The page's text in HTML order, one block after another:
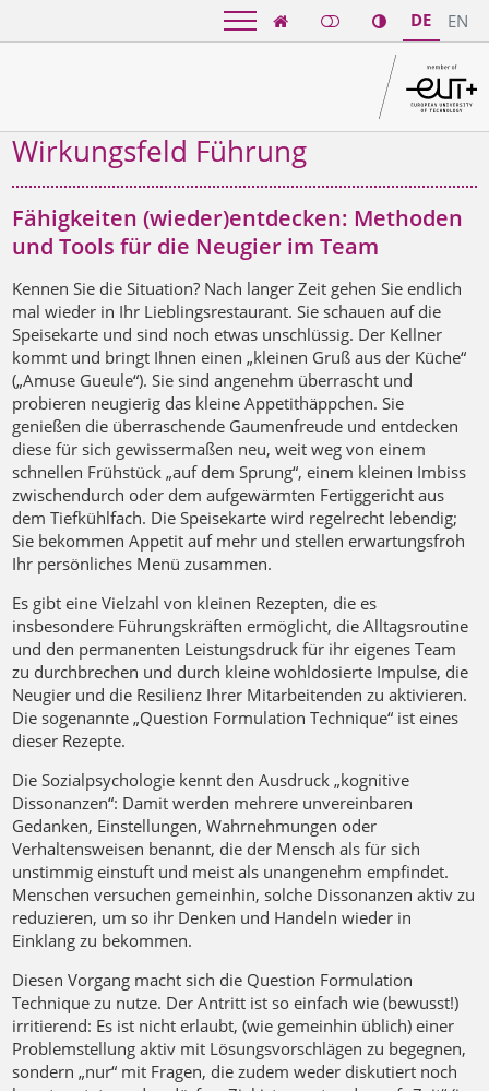
 DE EN
Wirkungsfeld Führung
Fähigkeiten (wieder)entdecken: Methoden
und Tools für die Neugier im Team
Kennen Sie die Situation? Nach langer Zeit gehen Sie endlich
mal wieder in Ihr Lieblingsrestaurant. Sie schauen auf die
Speisekarte und sind noch etwas unschlüssig. Der Kellner
kommt und bringt Ihnen einen „kleinen Gruß aus der Küche“
(„Amuse Gueule“). Sie sind angenehm überrascht und
probieren neugierig das kleine Appetithäppchen. Sie
genießen die überraschende Gaumenfreude und entdecken
diese für sich gewissermaßen neu, weit weg von einem
schnellen Frühstück „auf dem Sprung“, einem kleinen Imbiss
zwischendurch oder dem aufgewärmten Fertiggericht aus
dem Tiefkühlfach. Die Speisekarte wird regelrecht lebendig;
Sie bekommen Appetit auf mehr und stellen erwartungsfroh
Ihr persönliches Menü zusammen.
Es gibt eine Vielzahl von kleinen Rezepten, die es
insbesondere Führungskräften ermöglicht, die Alltagsroutine
und den permanenten Leistungsdruck für ihr eigenes Team
zu durchbrechen und durch kleine wohldosierte Impulse, die
Neugier und die Resilienz Ihrer Mitarbeitenden zu aktivieren.
Die sogenannte „Question Formulation Technique“ ist eines
dieser Rezepte.
Die Sozialpsychologie kennt den Ausdruck „kognitive
Dissonanzen“: Damit werden mehrere unvereinbaren
Gedanken, Einstellungen, Wahrnehmungen oder
Verhaltensweisen benannt, die der Mensch als für sich
unstimmig einstuft und meist als unangenehm empfindet.
Menschen versuchen gemeinhin, solche Dissonanzen aktiv zu
reduzieren, um so ihr Denken und Handeln wieder in
Einklang zu bekommen.
Diesen Vorgang macht sich die Question Formulation
Technique zu nutze. Der Antritt ist so einfach wie (bewusst!)
irritierend: Es ist nicht erlaubt, (wie gemeinhin üblich) einer
Problemstellung aktiv mit Lösungsvorschlägen zu begegnen,
sondern „nur“ mit Fragen, die zudem weder diskutiert noch